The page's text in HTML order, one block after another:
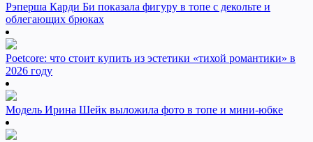
Рэперша Карди Би показала фигуру в топе с декольте и
облегающих брюках
Poetcore: что стоит купить из эстетики «тихой романтики» в
2026 году
Модель Ирина Шейк выложила фото в топе и мини-юбке